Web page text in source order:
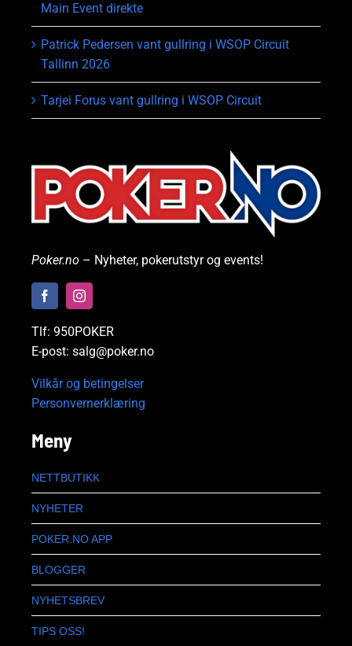
Main Event direkte
Patrick Pedersen vant gullring i WSOP Circuit
Tallinn 2026
Tarjei Forus vant gullring i WSOP Circuit
Poker.no – Nyheter, pokerutstyr og events!
Tlf: 950POKER
E-post: salg@poker.no
Vilkår og betingelser
Personvernerklæring
Meny
NETTBUTIKK
NYHETER
POKER.NO APP
BLOGGER
NYHETSBREV
TIPS OSS!